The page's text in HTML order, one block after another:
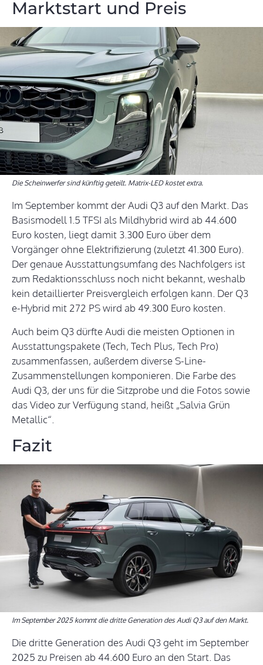
Marktstart und Preis
Die Scheinwerfer sind künftig geteilt. Matrix-LED kostet extra.
Im September kommt der Audi Q3 auf den Markt. Das
Basismodell 1.5 TFSI als Mildhybrid wird ab 44.600
Euro kosten, liegt damit 3.300 Euro über dem
Vorgänger ohne Elektrifizierung (zuletzt 41.300 Euro).
Der genaue Ausstattungsumfang des Nachfolgers ist
zum Redaktionsschluss noch nicht bekannt, weshalb
kein detaillierter Preisvergleich erfolgen kann. Der Q3
e-Hybrid mit 272 PS wird ab 49.300 Euro kosten.
Auch beim Q3 dürfte Audi die meisten Optionen in
Ausstattungspakete (Tech, Tech Plus, Tech Pro)
zusammenfassen, außerdem diverse S-Line-
Zusammenstellungen komponieren. Die Farbe des
Audi Q3, der uns für die Sitzprobe und die Fotos sowie
das Video zur Verfügung stand, heißt „Salvia Grün
Metallic“.
Fazit
Im September 2025 kommt die dritte Generation des Audi Q3 auf den Markt.
Die dritte Generation des Audi Q3 geht im September
2025 zu Preisen ab 44.600 Euro an den Start. Das